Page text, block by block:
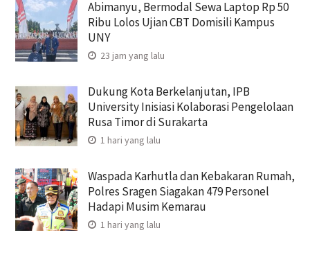
Abimanyu, Bermodal Sewa Laptop Rp 50
Ribu Lolos Ujian CBT Domisili Kampus
UNY
23 jam yang lalu
Dukung Kota Berkelanjutan, IPB
University Inisiasi Kolaborasi Pengelolaan
Rusa Timor di Surakarta
1 hari yang lalu
Waspada Karhutla dan Kebakaran Rumah,
Polres Sragen Siagakan 479 Personel
Hadapi Musim Kemarau
1 hari yang lalu